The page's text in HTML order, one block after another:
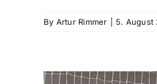
By Artur Rimmer 5. August